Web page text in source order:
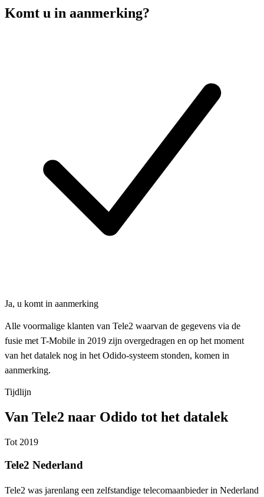
Komt u in aanmerking?
Ja, u komt in aanmerking
Alle voormalige klanten van Tele2 waarvan de gegevens via de
fusie met T-Mobile in 2019 zijn overgedragen en op het moment
van het datalek nog in het Odido-systeem stonden, komen in
aanmerking.
Tijdlijn
Van Tele2 naar Odido tot het datalek
Tot 2019
Tele2 Nederland
Tele2 was jarenlang een zelfstandige telecomaanbieder in Nederland